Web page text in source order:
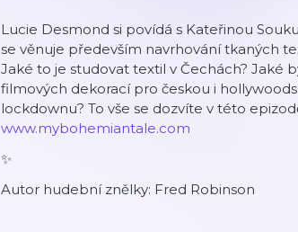
Lucie Desmond si povídá s Kateřinou
se věnuje především navrhování tkaných
Jaké to je studovat textil v Čechách? Jaké
filmových dekorací pro českou i
lockdownu? To vše se dozvíte v této
www.mybohemiantale.com
✨
Autor hudební znělky: Fred Robinson